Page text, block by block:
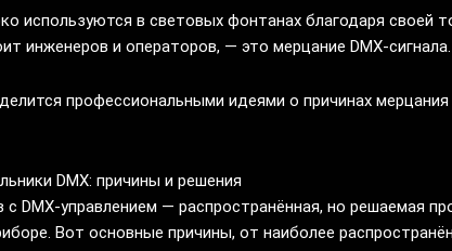
используются в световых фонтанах благодаря своей
инженеров и операторов, — это мерцание DMX-сигнала.
профессиональными идеями о причинах
DMX: причины и решения
DMX-управлением — распространённая, но решаемая
Вот основные причины, от наиболее